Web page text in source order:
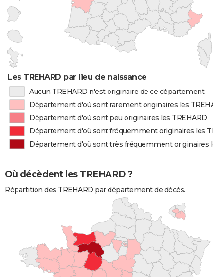
Les TREHARD par lieu de naissance
Aucun TREHARD n'est originaire de ce département
Département d'où sont rarement originaires les
Département d'où sont peu originaires les TREHARD
Département d'où sont fréquemment originaires les
Département d'où sont très fréquemment originaires
Où décèdent les TREHARD ?
Répartition des TREHARD par département de décès.